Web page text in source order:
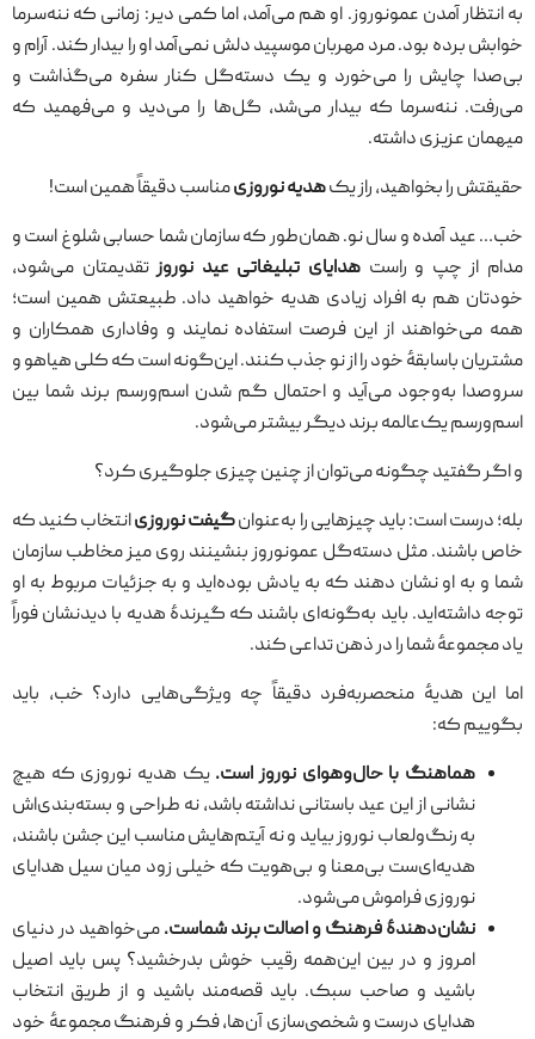
به انتظار آمدن عمونوروز. او هم می‌آمد، اما کمی دیر: زمانی که ننه‌سرما
خوابش برده بود. مرد مهربان موسپید دلش نمی‌آمد او را بیدار کند. آرام و
بی‌صدا چایش را می‌خورد و یک دسته‌گل کنار سفره می‌گذاشت و
می‌رفت. ننه‌سرما که بیدار می‌شد، گل‌ها را می‌دید و می‌فهمید که
میهمان عزیزی داشته.
حقیقتش را بخواهید، راز یکهدیه نوروزیمناسب دقیقاً همین است!
خب… عید آمده و سال نو. همان‌طور که سازمان شما حسابی شلوغ است و
مدام از چپ و راست هدایای تبلیغاتی عید نوروزتقدیمتان می‌شود،
خودتان هم به افراد زیادی هدیه خواهید داد. طبیعتش همین است؛
همه می‌خواهند از این فرصت استفاده نمایند و وفاداری همکاران و
مشتریان باسابقهٔ خود را از نو جذب کنند. این‌گونه است که کلی هیاهو و
سروصدا به‌وجود می‌آید و احتمال گم شدن اسم‌ورسم برند شما بین
اسم‌ورسم یک‌عالمه برند دیگر بیشتر می‌شود.
و اگر گفتید چگونه می‌توان از چنین چیزی جلوگیری کرد؟
بله؛ درست است: باید چیزهایی را به‌عنوانگیفت نوروزیانتخاب کنید که
خاص باشند. مثل دسته‌گل عمونوروز بنشینند روی میز مخاطب سازمان
شما و به او نشان دهند که به یادش بوده‌اید و به جزئیات مربوط به او
توجه داشته‌اید. باید به‌گونه‌ای باشند که گیرندهٔ هدیه با دیدنشان فوراً
یاد مجموعهٔ شما را در ذهن تداعی کند.
اما این هدیهٔ منحصربه‌فرد دقیقاً چه ویژگی‌هایی دارد؟ خب، باید
بگوییم که:
هماهنگ با حال‌وهوای نوروز است. یک هدیه نوروزی که هیچ
نشانی از این عید باستانی نداشته باشد، نه طراحی و بسته‌بندی‌اش
به رنگ‌ولعاب نوروز بیاید و نه آیتم‌هایش مناسب این جشن باشند،
هدیه‌ای‌ست بی‌معنا و بی‌هویت که خیلی زود میان سیل هدایای
نوروزی فراموش می‌شود.
نشان‌دهندهٔ فرهنگ و اصالت برند شماست.می‌خواهید در دنیای
امروز و در بین این‌همه رقیب خوش بدرخشید؟ پس باید اصیل
باشید و صاحب سبک. باید قصه‌مند باشید و از طریق انتخاب
هدایای درست و شخصی‌سازی آن‌ها، فکر و فرهنگ مجموعهٔ خود